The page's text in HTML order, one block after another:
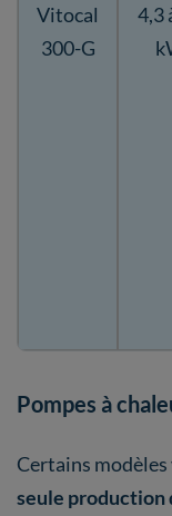
Vitocal
300-G
4,3
Pompes à
Certains modèles
seule production